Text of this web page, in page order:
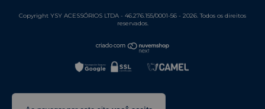
Copyright YSY ACESSÓRIOS LTDA - 46.276.155/0001-56 - 2026. Todos os direitos
reservados.